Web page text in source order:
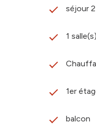
séjour
1
1er
balcon